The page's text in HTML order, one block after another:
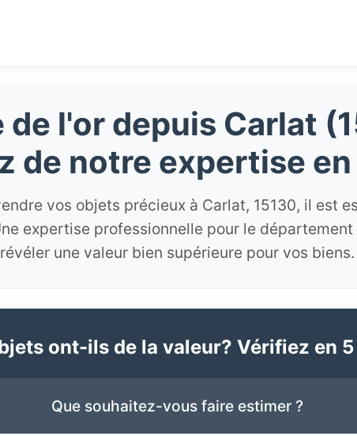
de l'or depuis Carlat
de notre expertise en
vos objets précieux à Carlat, 15130, il est
expertise professionnelle pour le
révéler une valeur bien supérieure pour vos biens.
ont-ils de la valeur? Vérifiez en
Que souhaitez-vous faire estimer ?